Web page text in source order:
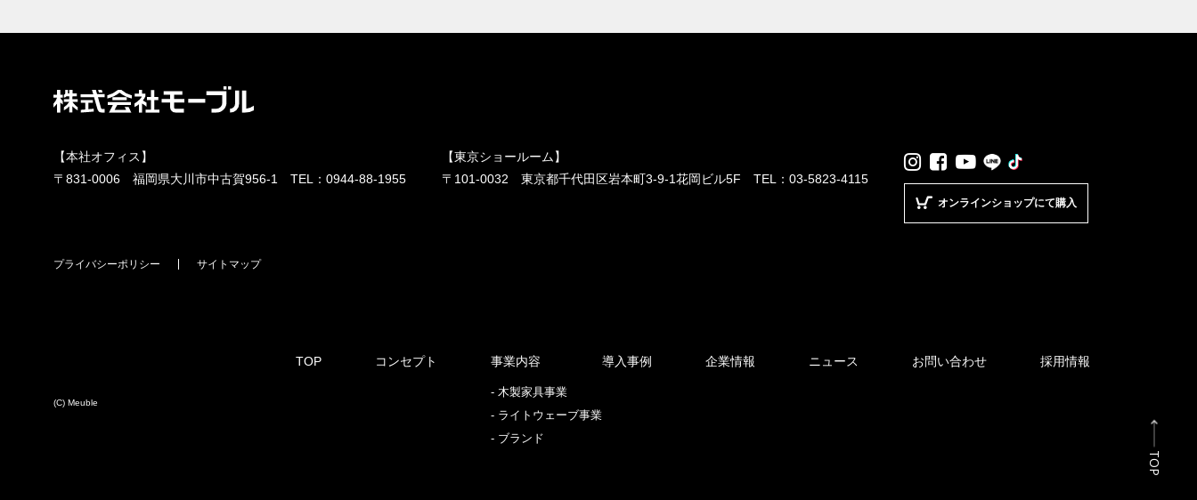
【本社オフィス】
〒831-0006 福岡県大川市中古賀956-1 TEL： 0944-88-1955
【東京ショールーム】
〒101-0032 東京都千代田区岩本町3-9-1花岡ビル5F TEL： 03-5823-4115
Instagram
Facebook
YouTube
LINE
オンラインショップにて購入
プライバシーポリシー サイトマップ
(C) Meuble
TOP コンセプト 事業内容
木製家具事業
ライトウェーブ事業
ブランド
導入事例 企業情報 ニュース お問い合わせ 採用情報
TOP